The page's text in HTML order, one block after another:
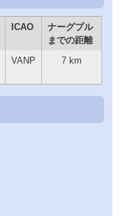
ICAO
ナーグプル
までの距離
VANP 7 km